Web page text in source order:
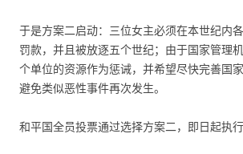
于是方案二启动：三位女主必须在本世纪内
罚款，并且被放逐五个世纪；由于国家管理
个单位的资源作为惩诫，并希望尽快完善国
避免类似恶性事件再次发生。
和平国全员投票通过选择方案二，即日起执行